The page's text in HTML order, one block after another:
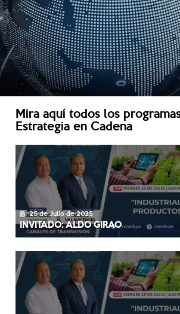
Mira aquí todos los
Estrategia en Cadena
25 de Julio de 2025
INVITADO: ALDO GIRAO